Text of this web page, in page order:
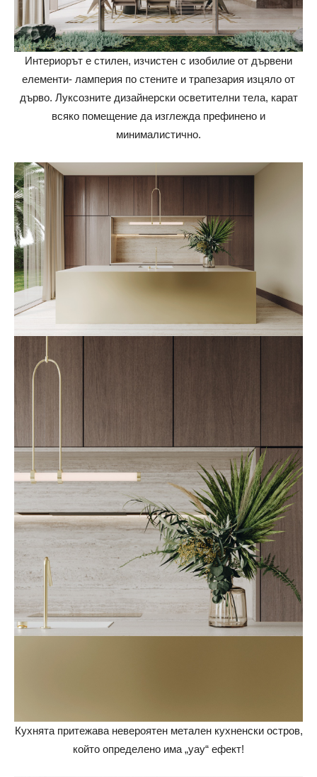
Интериорът е стилен, изчистен с изобилие от дървени
елементи- ламперия по стените и трапезария изцяло от
дърво. Луксозните дизайнерски осветителни тела, карат
всяко помещение да изглежда префинено и
минималистично.
Кухнята притежава невероятен метален кухненски остров,
който определено има „уау“ ефект!